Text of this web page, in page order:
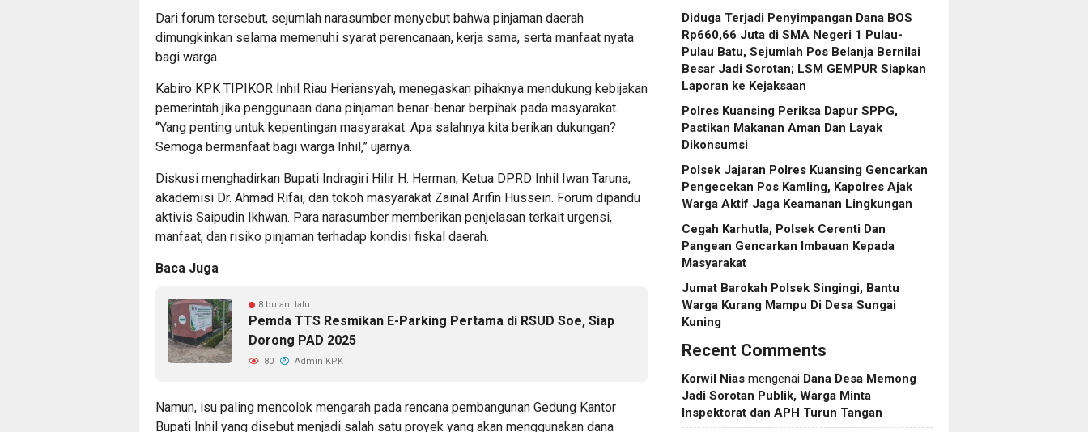
Dari forum tersebut, sejumlah narasumber menyebut bahwa pinjaman daerah
dimungkinkan selama memenuhi syarat perencanaan, kerja sama, serta manfaat nyata
bagi warga.
Kabiro KPK TIPIKOR Inhil Riau Heriansyah, menegaskan pihaknya mendukung kebijakan
pemerintah jika penggunaan dana pinjaman benar-benar berpihak pada masyarakat.
“Yang penting untuk kepentingan masyarakat. Apa salahnya kita berikan dukungan?
Semoga bermanfaat bagi warga Inhil,” ujarnya.
Diskusi menghadirkan Bupati Indragiri Hilir H. Herman, Ketua DPRD Inhil Iwan Taruna,
akademisi Dr. Ahmad Rifai, dan tokoh masyarakat Zainal Arifin Hussein. Forum dipandu
aktivis Saipudin Ikhwan. Para narasumber memberikan penjelasan terkait urgensi,
manfaat, dan risiko pinjaman terhadap kondisi fiskal daerah.
Baca Juga
8 bulan lalu
Pemda TTS Resmikan E-Parking Pertama di RSUD Soe, Siap
Dorong PAD 2025
80 Admin KPK
Namun, isu paling mencolok mengarah pada rencana pembangunan Gedung Kantor
Bupati Inhil yang disebut menjadi salah satu proyek yang akan menggunakan dana
Diduga Terjadi Penyimpangan Dana BOS
Rp660,66 Juta di SMA Negeri 1 Pulau-
Pulau Batu, Sejumlah Pos Belanja Bernilai
Besar Jadi Sorotan; LSM GEMPUR Siapkan
Laporan ke Kejaksaan
Polres Kuansing Periksa Dapur SPPG,
Pastikan Makanan Aman Dan Layak
Dikonsumsi
Polsek Jajaran Polres Kuansing Gencarkan
Pengecekan Pos Kamling, Kapolres Ajak
Warga Aktif Jaga Keamanan Lingkungan
Cegah Karhutla, Polsek Cerenti Dan
Pangean Gencarkan Imbauan Kepada
Masyarakat
Jumat Barokah Polsek Singingi, Bantu
Warga Kurang Mampu Di Desa Sungai
Kuning
Recent Comments
Korwil Nias mengenai Dana Desa Memong
Jadi Sorotan Publik, Warga Minta
Inspektorat dan APH Turun Tangan